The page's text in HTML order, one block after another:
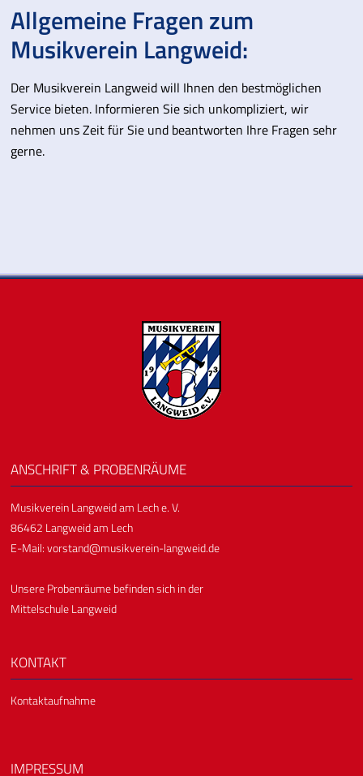
Allgemeine Fragen zum
Musikverein Langweid:
Der Musikverein Langweid will Ihnen den bestmöglichen
Service bieten. Informieren Sie sich unkompliziert, wir
nehmen uns Zeit für Sie und beantworten Ihre Fragen sehr
gerne.
ANSCHRIFT & PROBENRÄUME
Musikverein Langweid am Lech e. V.
86462 Langweid am Lech
E-Mail:vorstand@musikverein-langweid.de
Unsere Probenräume befinden sich in der
Mittelschule Langweid
KONTAKT
Kontaktaufnahme
IMPRESSUM